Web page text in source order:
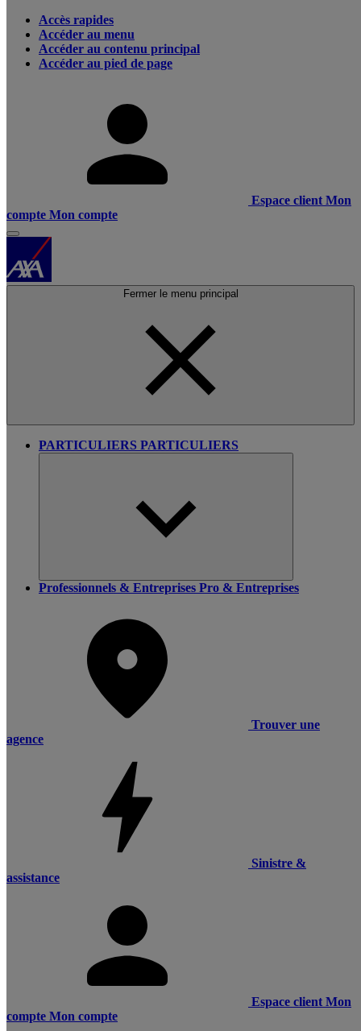
Accès rapides
Accéder au menu
Accéder au contenu principal
Accéder au pied de page
Espace client Mon
compte Mon compte
Fermer le menu principal
PARTICULIERS PARTICULIERS
Professionnels & Entreprises Pro & Entreprises
Trouver une
agence
Sinistre &
assistance
Espace client Mon
compte Mon compte